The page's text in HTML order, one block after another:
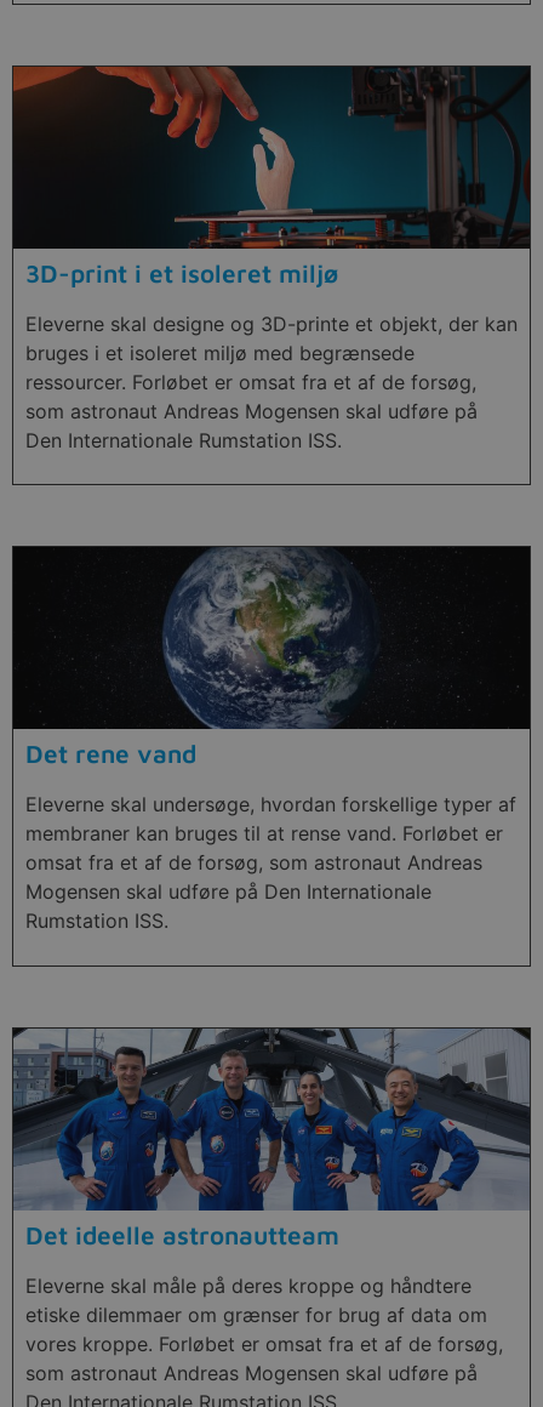
3D-print i et isoleret miljø
Eleverne skal designe og 3D-printe et objekt, der kan
bruges i et isoleret miljø med begrænsede
ressourcer. Forløbet er omsat fra et af de forsøg,
som astronaut Andreas Mogensen skal udføre på
Den Internationale Rumstation ISS.
Det rene vand
Eleverne skal undersøge, hvordan forskellige typer af
membraner kan bruges til at rense vand. Forløbet er
omsat fra et af de forsøg, som astronaut Andreas
Mogensen skal udføre på Den Internationale
Rumstation ISS.
Det ideelle astronautteam
Eleverne skal måle på deres kroppe og håndtere
etiske dilemmaer om grænser for brug af data om
vores kroppe. Forløbet er omsat fra et af de forsøg,
som astronaut Andreas Mogensen skal udføre på
Den Internationale Rumstation ISS.